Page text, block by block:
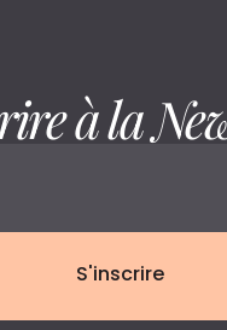
à la
S'inscrire